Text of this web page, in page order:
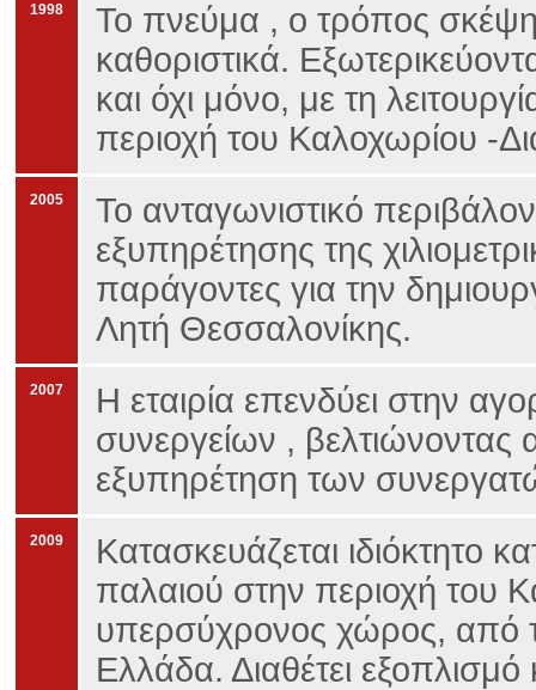
1998
Το πνεύμα , ο τρόπος
καθοριστικά.
και όχι μόνο, με τη
περιοχή του Καλοχωρίου -
2005
Το ανταγωνιστικό
εξυπηρέτησης της
παράγοντες για την
Λητή Θεσσαλονίκης.
2007
Η εταιρία επενδύει στην
συνεργείων ,
εξυπηρέτηση των
2009
Κατασκευάζεται ιδιόκτητο
παλαιού στην περιοχή του
υπερσύχρονος χώρος, από
Ελλάδα. Διαθέτει